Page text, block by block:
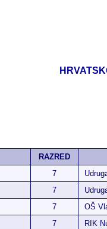
RAZRED
7
7
7 OŠ
7 RIK